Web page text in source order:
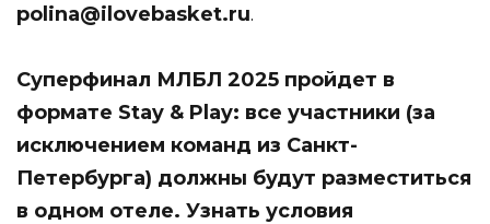
polina@ilovebasket.ru.
Суперфинал МЛБЛ 2025 пройдет в
формате Stay & Play: все участники (за
исключением команд из Санкт-
Петербурга) должны будут разместиться
в одном отеле. Узнать условия